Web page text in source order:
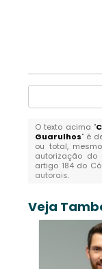
O texto acima "
Guarulhos" é
ou total,
autorização
artigo 184 do
autorais.
Veja